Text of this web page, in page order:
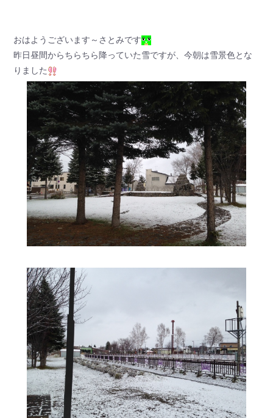
おはようございます～さとみです
昨日昼間からちらちら降っていた雪ですが、今朝は雪景色とな
りました